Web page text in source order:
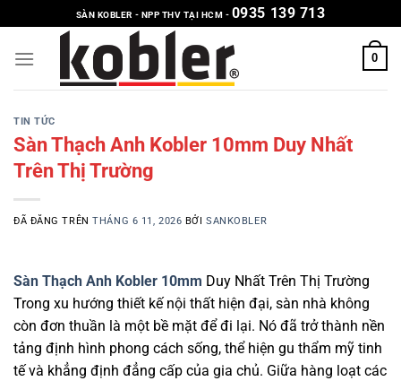
đến
nội
SÀN KOBLER - NPP THV TẠI HCM - 0935 139 713
0
TIN TỨC
Sàn Thạch Anh Kobler 10mm Duy Nhất
Trên Thị Trường
ĐÃ ĐĂNG TRÊNTHÁNG 6 11, 2026 BỞISANKOBLER
Sàn Thạch Anh Kobler 10mm Duy Nhất Trên Thị Trường
Trong xu hướng thiết kế nội thất hiện đại, sàn nhà không
còn đơn thuần là một bề mặt để đi lại. Nó đã trở thành nền
tảng định hình phong cách sống, thể hiện gu thẩm mỹ tinh
tế và khẳng định đẳng cấp của gia chủ. Giữa hàng loạt các